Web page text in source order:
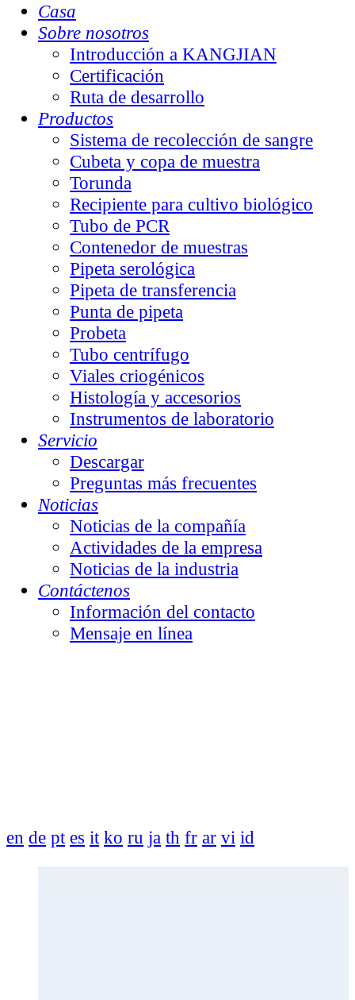
Casa
Sobre nosotros
Introducción a KANGJIAN
Certificación
Ruta de desarrollo
Productos
Sistema de recolección de sangre
Cubeta y copa de muestra
Torunda
Recipiente para cultivo biológico
Tubo de PCR
Contenedor de muestras
Pipeta serológica
Pipeta de transferencia
Punta de pipeta
Probeta
Tubo centrífugo
Viales criogénicos
Histología y accesorios
Instrumentos de laboratorio
Servicio
Descargar
Preguntas más frecuentes
Noticias
Noticias de la compañía
Actividades de la empresa
Noticias de la industria
Contáctenos
Información del contacto
Mensaje en línea
en de pt es it ko ru ja th fr ar vi id